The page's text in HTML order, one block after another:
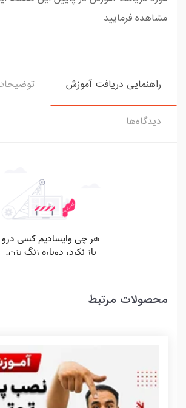
مشاهده فرمایید
راهنمایی دریافت آموزش
دیدگاه‌ها
محصولات مرتبط